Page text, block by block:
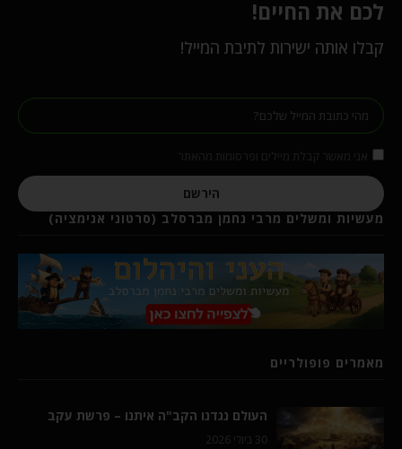
לכם את החיים!
קבלו אותה ישירות לתיבת המייל!
הירשם
מעשיות ומשלים מרבי נחמן מברסלב (סרטוני אנימציה)
מאמרים פופולריים
העולם נגדנו הקב"ה איתנו – פרשת עקב
30 ביולי 2026